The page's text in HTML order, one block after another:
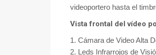
videoportero hasta el
Vista frontal del vídeo
1. Cámara de Video Alta
2. Leds Infrarrojos de